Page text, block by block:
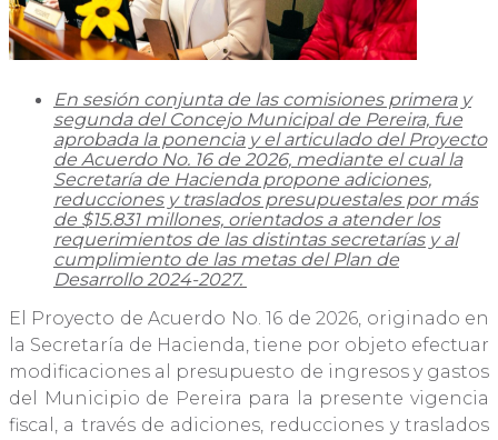
En sesión conjunta de las comisiones primera y
segunda del Concejo Municipal de Pereira, fue
aprobada la ponencia y el articulado del Proyecto
de Acuerdo No. 16 de 2026, mediante el cual la
Secretaría de Hacienda propone adiciones,
reducciones y traslados presupuestales por más
de $15.831 millones, orientados a atender los
requerimientos de las distintas secretarías y al
cumplimiento de las metas del Plan de
Desarrollo 2024-2027.
El Proyecto de Acuerdo No. 16 de 2026, originado en
la Secretaría de Hacienda, tiene por objeto efectuar
modificaciones al presupuesto de ingresos y gastos
del Municipio de Pereira para la presente vigencia
fiscal, a través de adiciones, reducciones y traslados